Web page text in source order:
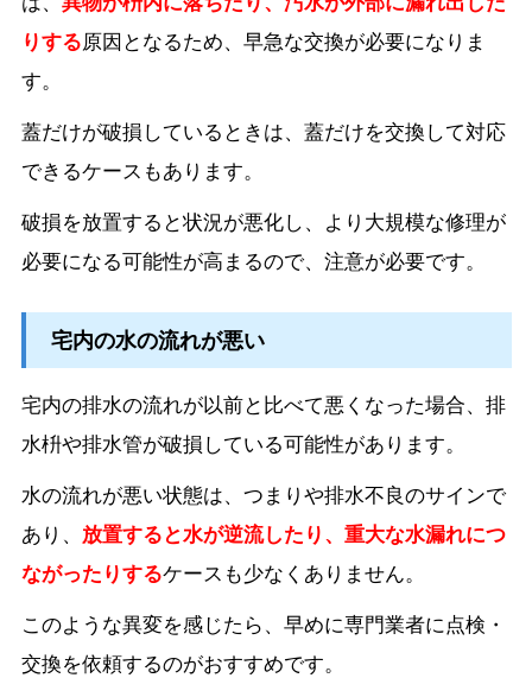
りする原因となるため、早急な交換が必要になりま
す。
蓋だけが破損しているときは、蓋だけを交換して対応
できるケースもあります。
破損を放置すると状況が悪化し、より大規模な修理が
必要になる可能性が高まるので、注意が必要です。
宅内の水の流れが悪い
宅内の排水の流れが以前と比べて悪くなった場合、排
水枡や排水管が破損している可能性があります。
水の流れが悪い状態は、つまりや排水不良のサインで
あり、 放置すると水が逆流したり、重大な水漏れにつ
ながったりするケースも少なくありません。
このような異変を感じたら、早めに専門業者に点検・
交換を依頼するのがおすすめです。